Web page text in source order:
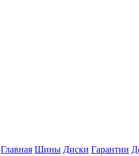
Главная Шины Диски Гарантии